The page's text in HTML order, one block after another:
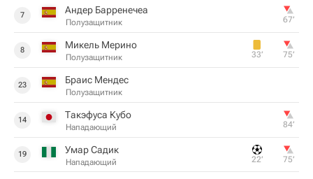
7 Андер Барренечеа
Полузащитник 67‎’‎
8 Микель Мерино
Полузащитник 33‎’‎ 75‎’‎
23 Браис Мендес
Полузащитник
14 Такэфуса Кубо
Нападающий 84‎’‎
19 Умар Садик
Нападающий 22‎’‎ 75‎’‎